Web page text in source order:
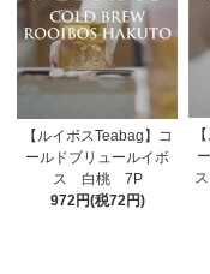
【ルイボスTeabag】コ
ールドブリュールイボ
ス 白桃 7P
972円(税72円)